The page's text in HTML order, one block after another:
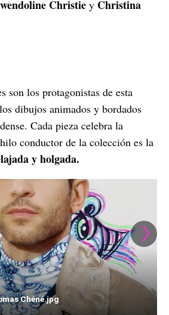
Christie y Christina
son los protagonistas de esta
dibujos animados y bordados
Cada pieza celebra la
conductor de la colección es la
y holgada.
Chéné.jpg